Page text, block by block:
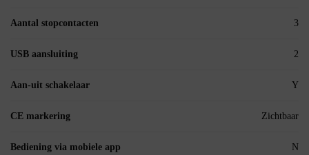
Aantal stopcontacten 3
USB aansluiting 2
Aan-uit schakelaar Y
CE markering Zichtbaar
Bediening via mobiele app N